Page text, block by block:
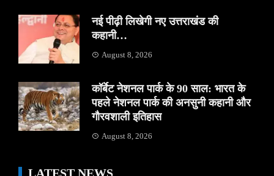
नई पीढ़ी लिखेगी नए उत्तराखंड की
कहानी…
August 8, 2026
कॉर्बेट नेशनल पार्क के 90 साल: भारत के
पहले नेशनल पार्क की अनसुनी कहानी और
गौरवशाली इतिहास
August 8, 2026
LATEST NEWS